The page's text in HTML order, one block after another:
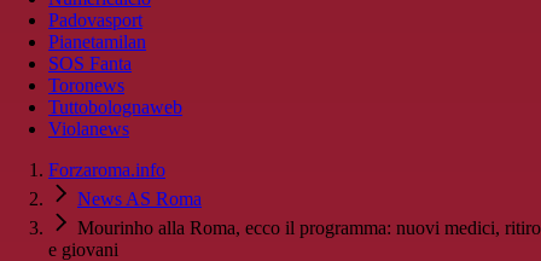
Padovasport
Pianetamilan
SOS Fanta
Toronews
Tuttobolognaweb
Violanews
Forzaroma.info
News AS Roma
Mourinho alla Roma, ecco il programma: nuovi medici, ritiro
e giovani